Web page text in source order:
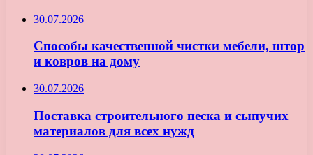
30.07.2026
Способы качественной чистки мебели, штор
и ковров на дому
30.07.2026
Поставка строительного песка и сыпучих
материалов для всех нужд